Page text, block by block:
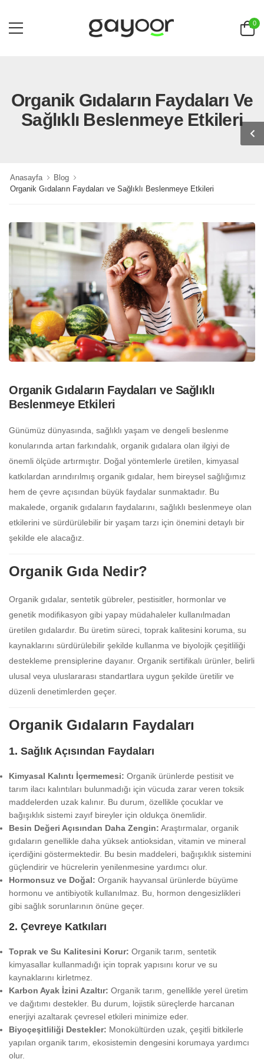
0
Organik Gıdaların Faydaları Ve
Sağlıklı Beslenmeye Etkileri
Anasayfa
Blog
Organik Gıdaların Faydaları ve Sağlıklı Beslenmeye Etkileri
Organik Gıdaların Faydaları ve Sağlıklı
Beslenmeye Etkileri
Günümüz dünyasında, sağlıklı yaşam ve dengeli beslenme
konularında artan farkındalık, organik gıdalara olan ilgiyi de
önemli ölçüde artırmıştır. Doğal yöntemlerle üretilen, kimyasal
katkılardan arındırılmış organik gıdalar, hem bireysel sağlığımız
hem de çevre açısından büyük faydalar sunmaktadır. Bu
makalede, organik gıdaların faydalarını, sağlıklı beslenmeye olan
etkilerini ve sürdürülebilir bir yaşam tarzı için önemini detaylı bir
şekilde ele alacağız.
Organik Gıda Nedir?
Organik gıdalar, sentetik gübreler, pestisitler, hormonlar ve
genetik modifikasyon gibi yapay müdahaleler kullanılmadan
üretilen gıdalardır. Bu üretim süreci, toprak kalitesini koruma, su
kaynaklarını sürdürülebilir şekilde kullanma ve biyolojik çeşitliliği
destekleme prensiplerine dayanır. Organik sertifikalı ürünler, belirli
ulusal veya uluslararası standartlara uygun şekilde üretilir ve
düzenli denetimlerden geçer.
Organik Gıdaların Faydaları
1. Sağlık Açısından Faydaları
Kimyasal Kalıntı İçermemesi: Organik ürünlerde pestisit ve
tarım ilacı kalıntıları bulunmadığı için vücuda zarar veren toksik
maddelerden uzak kalınır. Bu durum, özellikle çocuklar ve
bağışıklık sistemi zayıf bireyler için oldukça önemlidir.
Besin Değeri Açısından Daha Zengin: Araştırmalar, organik
gıdaların genellikle daha yüksek antioksidan, vitamin ve mineral
içerdiğini göstermektedir. Bu besin maddeleri, bağışıklık sistemini
güçlendirir ve hücrelerin yenilenmesine yardımcı olur.
Hormonsuz ve Doğal: Organik hayvansal ürünlerde büyüme
hormonu ve antibiyotik kullanılmaz. Bu, hormon dengesizlikleri
gibi sağlık sorunlarının önüne geçer.
2. Çevreye Katkıları
Toprak ve Su Kalitesini Korur: Organik tarım, sentetik
kimyasallar kullanmadığı için toprak yapısını korur ve su
kaynaklarını kirletmez.
Karbon Ayak İzini Azaltır: Organik tarım, genellikle yerel üretim
ve dağıtımı destekler. Bu durum, lojistik süreçlerde harcanan
enerjiyi azaltarak çevresel etkileri minimize eder.
Biyoçeşitliliği Destekler: Monokültürden uzak, çeşitli bitkilerle
yapılan organik tarım, ekosistemin dengesini korumaya yardımcı
olur.